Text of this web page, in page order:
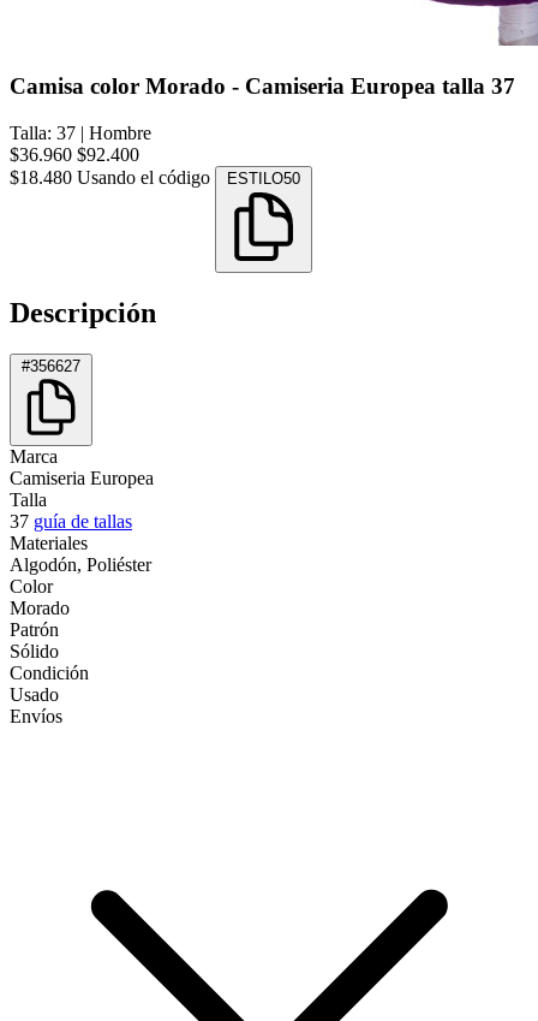
Camisa color Morado - Camiseria Europea talla 37
Talla: 37 | Hombre
$36.960 $92.400
$18.480 Usando el código ESTILO50
Descripción
#356627
Marca
Camiseria Europea
Talla
37 guía de tallas
Materiales
Algodón, Poliéster
Color
Morado
Patrón
Sólido
Condición
Usado
Envíos